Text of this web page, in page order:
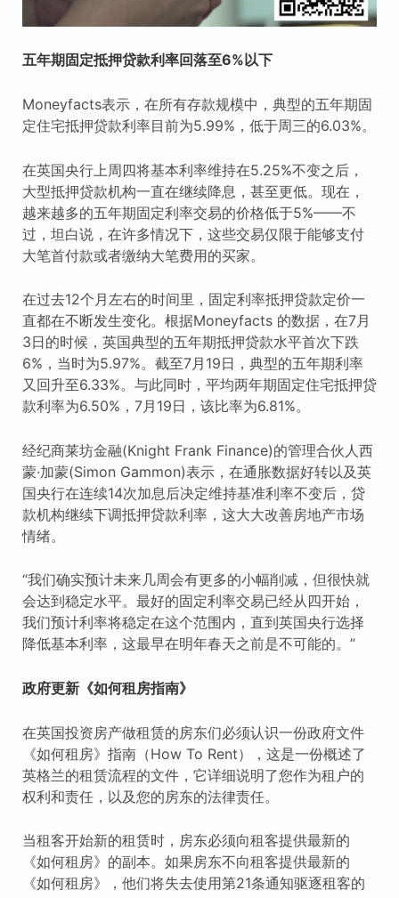
五年期固定抵押贷款利率回落至6%以下
Moneyfacts表示，在所有存款规模中，典型的五年期固
定住宅抵押贷款利率目前为5.99%，低于周三的6.03%。
在英国央行上周四将基本利率维持在5.25%不变之后，
大型抵押贷款机构一直在继续降息，甚至更低。现在，
越来越多的五年期固定利率交易的价格低于5%——不
过，坦白说，在许多情况下，这些交易仅限于能够支付
大笔首付款或者缴纳大笔费用的买家。
在过去12个月左右的时间里，固定利率抵押贷款定价一
直都在不断发生变化。根据Moneyfacts 的数据，在7月
3日的时候，英国典型的五年期抵押贷款水平首次下跌
6%，当时为5.97%。截至7月19日，典型的五年期利率
又回升至6.33%。与此同时，平均两年期固定住宅抵押贷
款利率为6.50%，7月19日，该比率为6.81%。
经纪商莱坊金融(Knight Frank Finance)的管理合伙人西
蒙·加蒙(Simon Gammon)表示，在通胀数据好转以及英
国央行在连续14次加息后决定维持基准利率不变后，贷
款机构继续下调抵押贷款利率，这大大改善房地产市场
情绪。
“我们确实预计未来几周会有更多的小幅削减，但很快就
会达到稳定水平。最好的固定利率交易已经从四开始，
我们预计利率将稳定在这个范围内，直到英国央行选择
降低基本利率，这最早在明年春天之前是不可能的。”
政府更新《如何租房指南》
在英国投资房产做租赁的房东们必须认识一份政府文件
《如何租房》指南（How To Rent），这是一份概述了
英格兰的租赁流程的文件，它详细说明了您作为租户的
权利和责任，以及您的房东的法律责任。
当租客开始新的租赁时，房东必须向租客提供最新的
《如何租房》的副本。如果房东不向租客提供最新的
《如何租房》，他们将失去使用第21条通知驱逐租客的